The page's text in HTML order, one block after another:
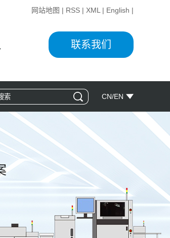
网站地图 | RSS | XML | English |
联系我们
CN/EN